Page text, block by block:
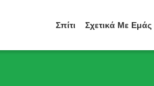
Σπίτι Σχετικά Με Εμάς